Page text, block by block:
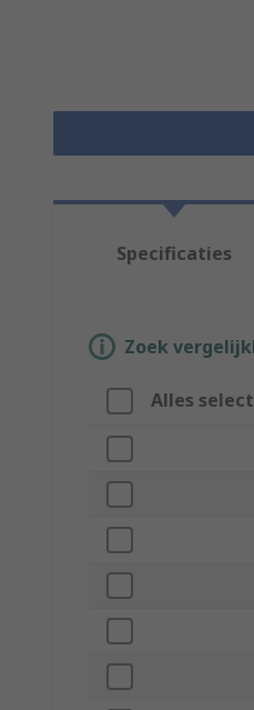
Specificaties
Zoek
Alles